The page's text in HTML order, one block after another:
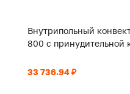
Внутрипольный
800 с принудительной
33 736.94 ₽